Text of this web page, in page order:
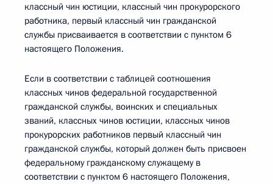
классный чин юстиции, классный чин прокурорского
работника, первый классный чин гражданской
службы присваивается в соответствии с пунктом 6
настоящего Положения.
Если в соответствии с таблицей соотношения
классных чинов федеральной государственной
гражданской службы, воинских и специальных
званий, классных чинов юстиции, классных чинов
прокурорских работников первый классный чин
гражданской службы, который должен быть присвоен
федеральному гражданскому служащему в
соответствии с пунктом 6 настоящего Положения,